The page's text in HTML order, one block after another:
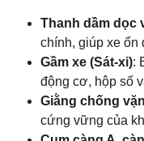
Thanh dầm dọc
chính, giúp xe ổn
Gầm xe (Sát-xi):
động cơ, hộp số
Giằng chống
cứng vững của